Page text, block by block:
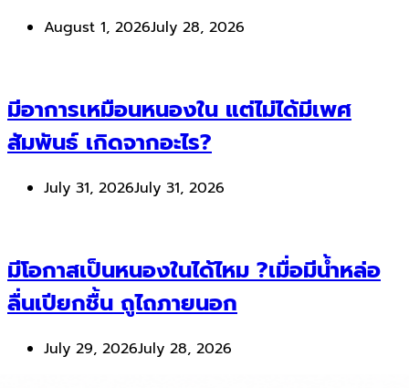
August 1, 2026July 28, 2026
มีอาการเหมือนหนองใน แต่ไม่ได้มีเพศ
สัมพันธ์ เกิดจากอะไร?
July 31, 2026July 31, 2026
มีโอกาสเป็นหนองในได้ไหม ?เมื่อมีน้ำหล่อ
ลื่นเปียกชื้น ถูไถภายนอก
July 29, 2026July 28, 2026